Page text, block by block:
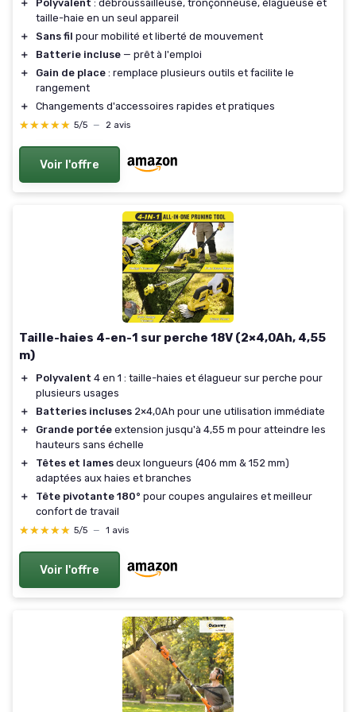
＋ Polyvalent : débroussailleuse, tronçonneuse, élagueuse et
taille-haie en un seul appareil
＋
Sans fil pour mobilité et liberté de mouvement
＋
Batterie incluse — prêt à l'emploi
＋
Gain de place : remplace plusieurs outils et facilite le
rangement
＋
Changements d'accessoires rapides et pratiques
★★★★★
★★★★★ 5/5 — 2 avis
Voir l'offre
Taille-haies 4-en-1 sur perche 18V (2×4,0Ah, 4,55
m)
＋ Polyvalent 4 en 1 : taille-haies et élagueur sur perche pour
plusieurs usages
＋
Batteries incluses 2×4,0Ah pour une utilisation immédiate
＋
Grande portée extension jusqu'à 4,55 m pour atteindre les
hauteurs sans échelle
＋
Têtes et lames deux longueurs (406 mm & 152 mm)
adaptées aux haies et branches
＋
Tête pivotante 180° pour coupes angulaires et meilleur
confort de travail
★★★★★
★★★★★ 5/5 — 1 avis
Voir l'offre